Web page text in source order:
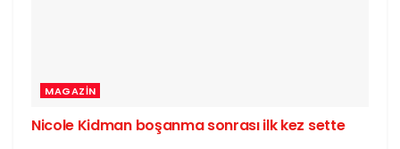
MAGAZIN
Nicole Kidman boşanma sonrası ilk kez sette